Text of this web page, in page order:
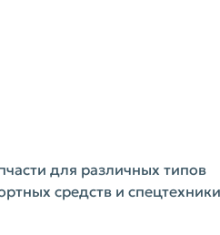
для различных типов
средств и спецтехники